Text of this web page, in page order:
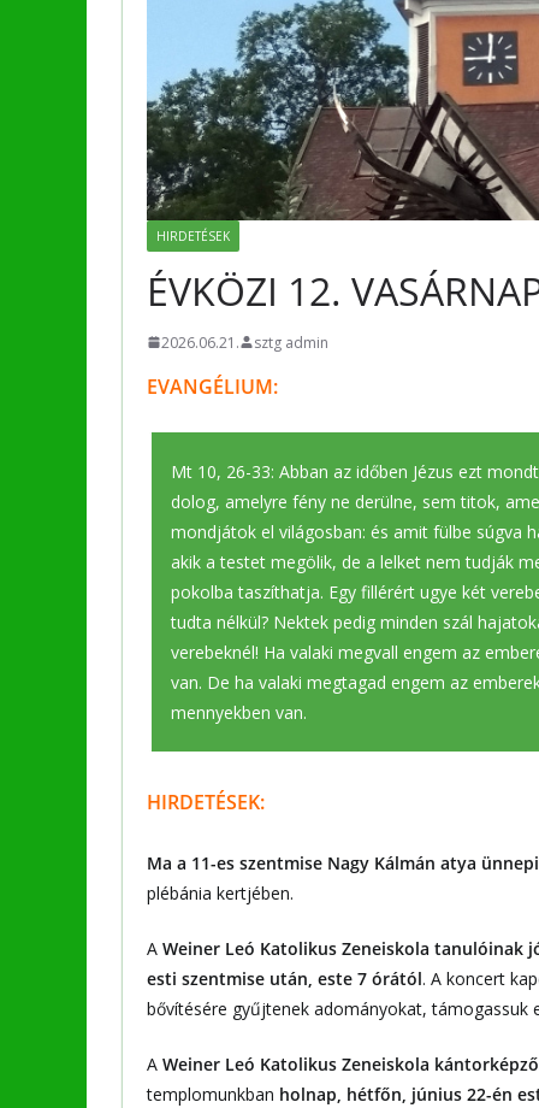
HIRDETÉSEK
ÉVKÖZI 12.
2026.06.21. sztg admin
EVANGÉLIUM:
Mt 10, 26-33: Abban az időben Jézus ezt
dolog, amelyre fény ne derülne, sem titok,
mondjátok el világosban: és amit fülbe súgva
akik a testet megölik, de a lelket nem tudják
pokolba taszíthatja. Egy fillérért ugye két
tudta nélkül? Nektek pedig minden szál
verebeknél! Ha valaki megvall engem az
van. De ha valaki megtagad engem az
mennyekben van.
HIRDETÉSEK:
Ma a 11-es szentmise Nagy Kálmán atya
plébánia kertjében.
A Weiner Leó Katolikus Zeneiskola tanulóinak
esti szentmise után, este 7 órától. A koncert
bővítésére gyűjtenek adományokat, támogassuk
A Weiner Leó Katolikus Zeneiskola
templomunkban holnap, hétfőn, június 22-én